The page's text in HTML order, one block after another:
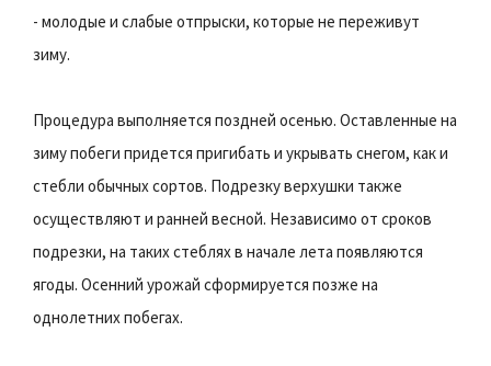
- молодые и слабые отпрыски, которые не переживут
зиму.
Процедура выполняется поздней осенью. Оставленные на
зиму побеги придется пригибать и укрывать снегом, как и
стебли обычных сортов. Подрезку верхушки также
осуществляют и ранней весной. Независимо от сроков
подрезки, на таких стеблях в начале лета появляются
ягоды. Осенний урожай сформируется позже на
однолетних побегах.